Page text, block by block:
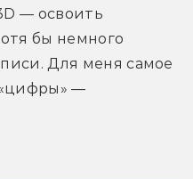
— освоить
бы немного
Для меня самое
—